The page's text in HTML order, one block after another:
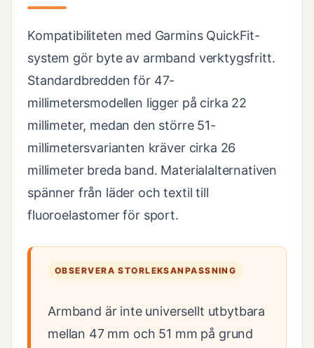
Kompatibiliteten med Garmins QuickFit-
system gör byte av armband verktygsfritt.
Standardbredden för 47-
millimetersmodellen ligger på cirka 22
millimeter, medan den större 51-
millimetersvarianten kräver cirka 26
millimeter breda band. Materialalternativen
spänner från läder och textil till
fluoroelastomer för sport.
OBSERVERA STORLEKSANPASSNING
Armband är inte universellt utbytbara
mellan 47 mm och 51 mm på grund